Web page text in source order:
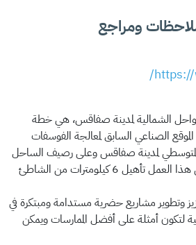
ومراجع
الشماليةلمدينة صفاقس، هيخطة
الموقع الصناعي السابقلمعالجة الفوسفات
لمدينة صفاقسوعلى رصيف الساحل
هذا العملتأهيل كيلومترات من الشاطئ
وتطوير مشاريعحضرية مستدامةومبتكرة في
لتكونأمثلةعلىأفضل الممارساتويمكن